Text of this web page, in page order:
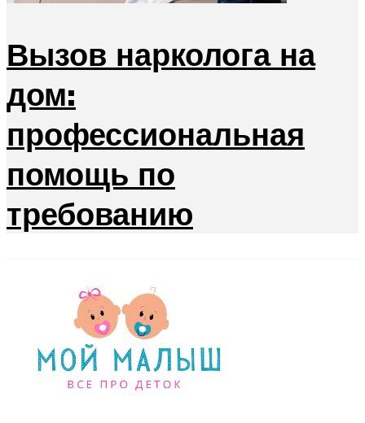
Вызов нарколога на
дом:
профессиональная
помощь по
требованию